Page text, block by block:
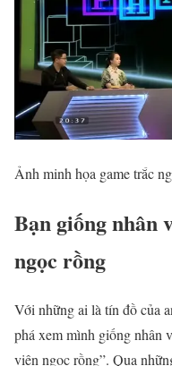
Ảnh minh họa game trắc
Bạn giống nhân
ngọc rồng
Với những ai là tín đồ của
phá xem mình giống nhân
viên ngọc rồng”. Qua